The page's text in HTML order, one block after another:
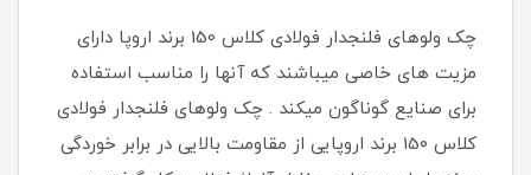
چک ولوهای فلنجدار فولادی کلاس 150 برند اروپا دارای
مزیت های خاصی میباشند که آنها را مناسب استفاده
برای صنایع گوناگون میکند . چک ولوهای فلنجدار فولادی
کلاس 150 برند اروپایی از مقاومت بالایی در برابر خوردگی